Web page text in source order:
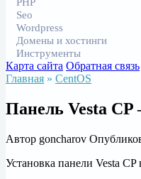
PHP
Seo
Wordpress
Домены и хостинги
Инструменты
Карта сайта Обратная связь
Главная » CentOS
Панель Vesta CP
Автор goncharov
Установка панели Vesta CP